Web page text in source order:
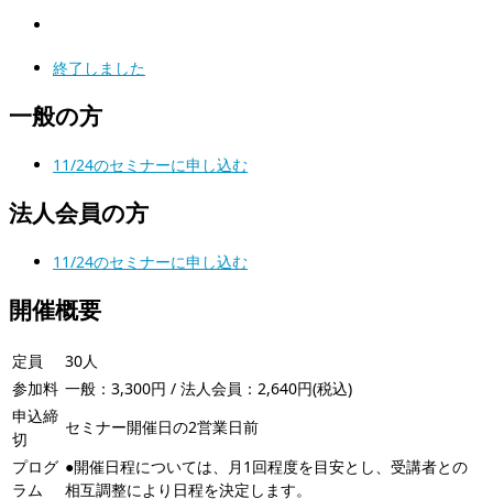
終了しました
一般の方
11/24のセミナーに申し込む
法人会員の方
11/24のセミナーに申し込む
開催概要
定員
30人
参加料 一般：3,300円 / 法人会員：2,640円(税込)
申込締
切
セミナー開催日の2営業日前
プログ
ラム
●開催日程については、月1回程度を目安とし、受講者との
相互調整により日程を決定します。